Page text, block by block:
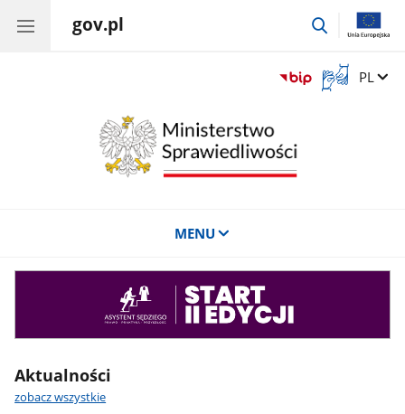
gov.pl
przejdź
Otwórz
okno
Zmień
PL
MENU
Aktualności
zobacz wszystkie